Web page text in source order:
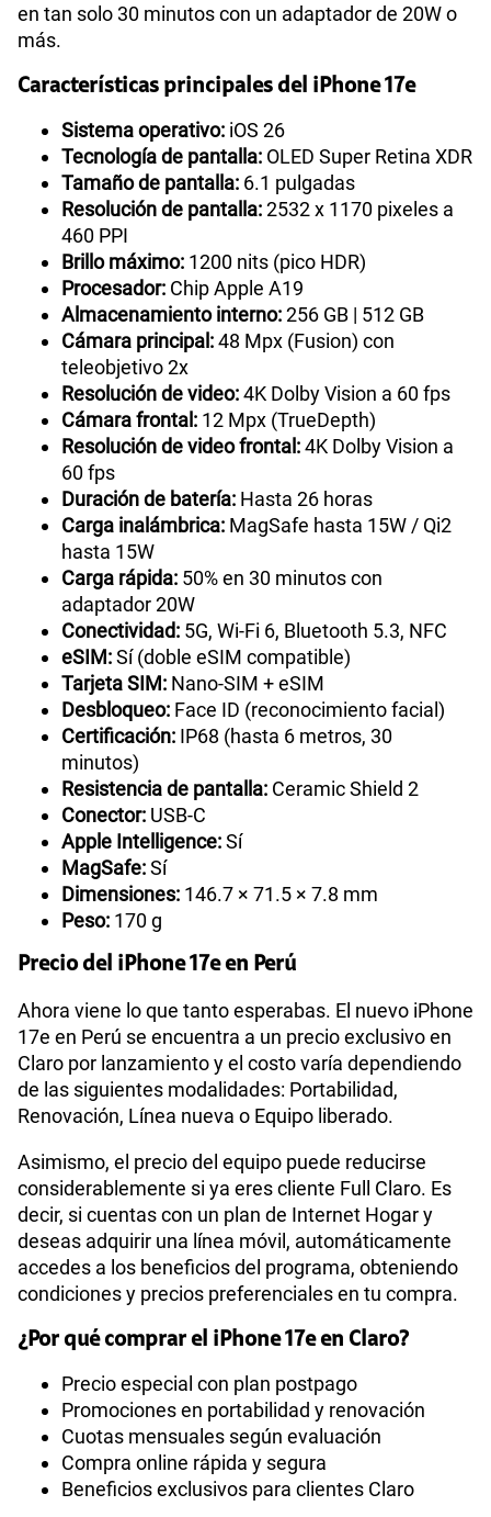
en tan solo 30 minutos con un adaptador de 20W o
más.
Características principales del iPhone 17e
Sistema operativo: iOS 26
Tecnología de pantalla: OLED Super Retina XDR
Tamaño de pantalla: 6.1 pulgadas
Resolución de pantalla:2532 x 1170 pixeles a
460 PPI
Brillo máximo: 1200 nits (pico HDR)
Procesador: Chip Apple A19
Almacenamiento interno:256 GB | 512 GB
Cámara principal:48 Mpx (Fusion) con
teleobjetivo 2x
Resolución de video:4K Dolby Vision a 60 fps
Cámara frontal: 12 Mpx (TrueDepth)
Resolución de video frontal:4K Dolby Vision a
60 fps
Duración de batería: Hasta 26 horas
Carga inalámbrica: MagSafe hasta 15W / Qi2
hasta 15W
Carga rápida: 50% en 30 minutos con
adaptador 20W
Conectividad: 5G, Wi-Fi 6, Bluetooth 5.3, NFC
eSIM:Sí (doble eSIM compatible)
Tarjeta SIM: Nano-SIM + eSIM
Desbloqueo: Face ID (reconocimiento facial)
Certificación: IP68 (hasta 6 metros, 30
minutos)
Resistencia de pantalla: Ceramic Shield 2
Conector: USB-C
Apple Intelligence:Sí
MagSafe:Sí
Dimensiones: 146.7 × 71.5 × 7.8 mm
Peso: 170 g
Precio del iPhone 17e en Perú
Ahora viene lo que tanto esperabas. El nuevo iPhone
17e en Perú se encuentra a un precio exclusivo en
Claro por lanzamiento y el costo varía dependiendo
de las siguientes modalidades: Portabilidad,
Renovación, Línea nueva o Equipo liberado.
Asimismo, el precio del equipo puede reducirse
considerablemente si ya eres cliente Full Claro. Es
decir, si cuentas con un plan de Internet Hogar y
deseas adquirir una línea móvil, automáticamente
accedes a los beneficios del programa, obteniendo
condiciones y precios preferenciales en tu compra.
¿Por qué comprar el iPhone 17e en Claro?
Precio especial con plan postpago
Promociones en portabilidad y renovación
Cuotas mensuales según evaluación
Compra online rápida y segura
Beneficios exclusivos para clientes Claro